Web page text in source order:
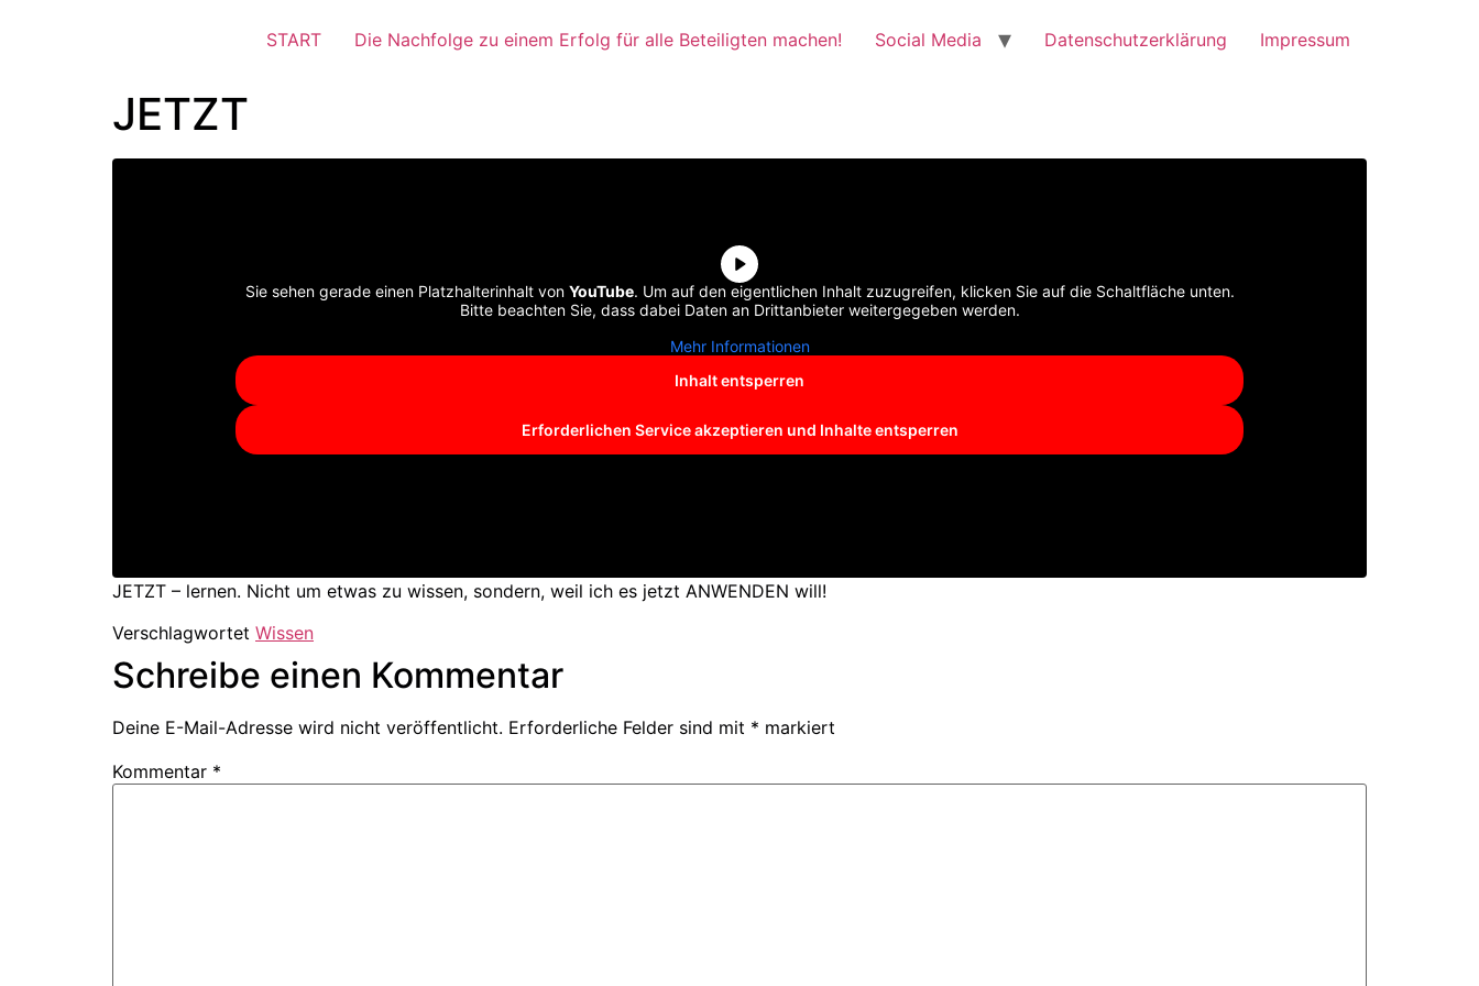
START Die Nachfolge zu einem Erfolg für alle Beteiligten machen! Social Media Datenschutzerklärung Impressum
JETZT
Sie sehen gerade einen Platzhalterinhalt von YouTube. Um auf den eigentlichen Inhalt zuzugreifen, klicken Sie auf die Schaltfläche unten.
Bitte beachten Sie, dass dabei Daten an Drittanbieter weitergegeben werden.
Mehr Informationen
Inhalt entsperren
Erforderlichen Service akzeptieren und Inhalte entsperren
JETZT – lernen. Nicht um etwas zu wissen, sondern, weil ich es jetzt ANWENDEN will!
Verschlagwortet Wissen
Schreibe einen Kommentar
Deine E-Mail-Adresse wird nicht veröffentlicht. Erforderliche Felder sind mit * markiert
Kommentar *